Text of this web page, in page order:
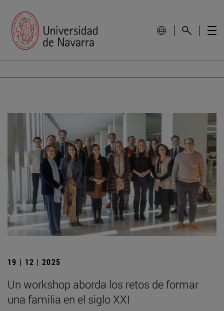
19 | 12 | 2025
Un workshop aborda los retos de formar
una familia en el siglo XXI